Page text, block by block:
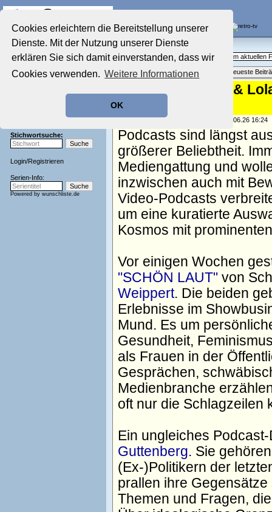
Cookies erleichtern die Bereitstellung unserer
Dienste. Mit der Nutzung unserer Dienste
erklären Sie sich damit einverstanden, dass wir
Cookies verwenden. Weitere Informationen
OK
Startseite
Aktuelles Forum
Film-Forum
Zeichentrick-Forum
Stichwortsuche:
Login/Registrieren
Serien-Info:
Powered by wunschliste.de
Aktuelles Forum
Fragen, Antworten und Meinungen zum aktuellen
Themenübersicht • Neues Thema Neueste
Von Vanessa Mai &
auf Joyn
geschrieben von: , 30.06.26 16:24
Podcasts sind längst
größerer Beliebtheit.
Mediengattung und
inzwischen auch mit
Video-Podcasts
um eine kuratierte
Kosmos mit
Vor einigen Wochen
"SCHÖN LAUT" von
Weippert. Die beiden
Erlebnisse im
Mund. Es um
Gesundheit,
als Frauen in der
Gesprächen,
Medienbranche
oft nur die Schlagzeilen
Ein ungleiches
Guttenberg. Sie
(Ex-)Politikern der
prallen ihre
Themen und Fragen,